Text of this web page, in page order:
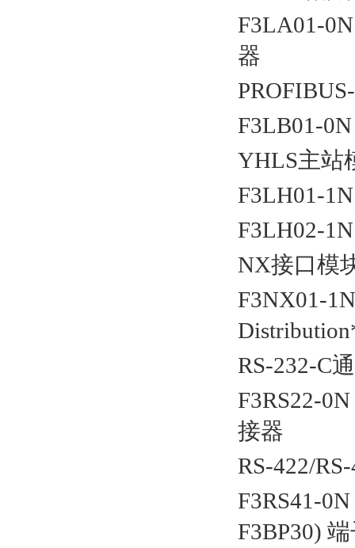
F3LA01-
器
F3LB01-
YHLS主站
F3LH01-
F3LH02-
NX接口模
F3NX01-
RS-232-C
F3RS22-0N
接器
RS-422/
F3RS41-0N
F3BP30)